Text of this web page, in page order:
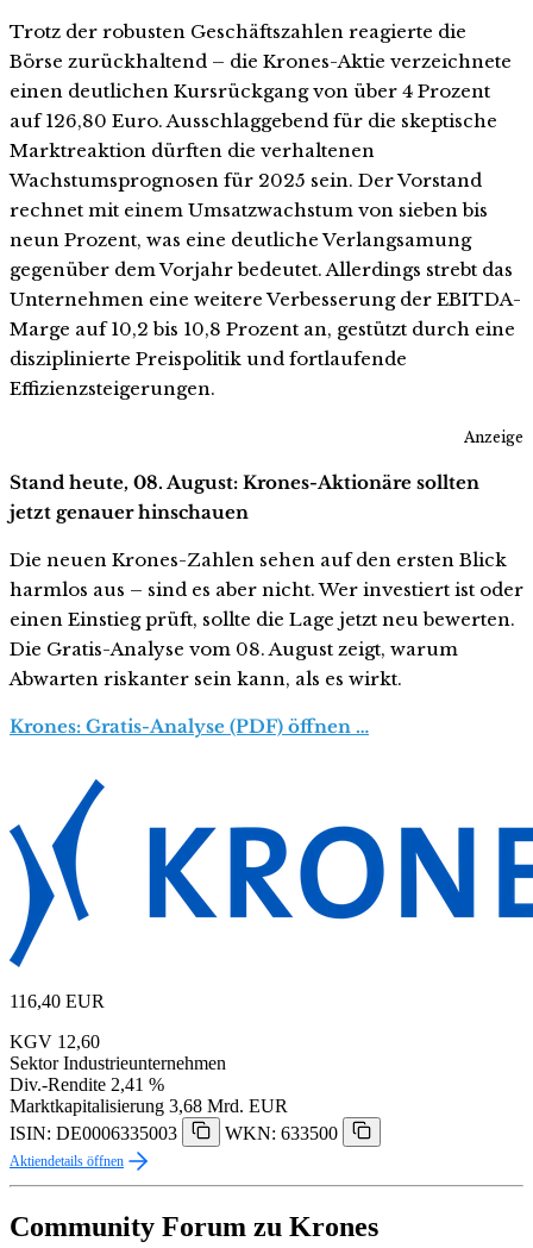
Trotz der robusten Geschäftszahlen reagierte die
Börse zurückhaltend – die Krones-Aktie verzeichnete
einen deutlichen Kursrückgang von über 4 Prozent
auf 126,80 Euro. Ausschlaggebend für die skeptische
Marktreaktion dürften die verhaltenen
Wachstumsprognosen für 2025 sein. Der Vorstand
rechnet mit einem Umsatzwachstum von sieben bis
neun Prozent, was eine deutliche Verlangsamung
gegenüber dem Vorjahr bedeutet. Allerdings strebt das
Unternehmen eine weitere Verbesserung der EBITDA-
Marge auf 10,2 bis 10,8 Prozent an, gestützt durch eine
disziplinierte Preispolitik und fortlaufende
Effizienzsteigerungen.
Anzeige
Stand heute, 08. August: Krones-Aktionäre sollten
jetzt genauer hinschauen
Die neuen Krones-Zahlen sehen auf den ersten Blick
harmlos aus – sind es aber nicht. Wer investiert ist oder
einen Einstieg prüft, sollte die Lage jetzt neu bewerten.
Die Gratis-Analyse vom 08. August zeigt, warum
Abwarten riskanter sein kann, als es wirkt.
Krones: Gratis-Analyse (PDF) öffnen …
116,40 EUR
KGV 12,60
Sektor Industrieunternehmen
Div.-Rendite 2,41 %
Marktkapitalisierung 3,68 Mrd. EUR
ISIN: DE0006335003
WKN: 633500
Aktiendetails öffnen
Community Forum zu Krones